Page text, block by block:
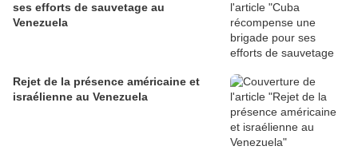
ses efforts de sauvetage au
Venezuela
Rejet de la présence américaine et
israélienne au Venezuela